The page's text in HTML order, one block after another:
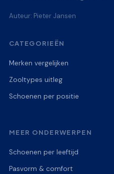
Auteur: Pieter Jansen
CATEGORIEËN
Merken vergelijken
Zooltypes uitleg
Schoenen per positie
MEER ONDERWERPEN
Schoenen per leeftijd
Pasvorm & comfort